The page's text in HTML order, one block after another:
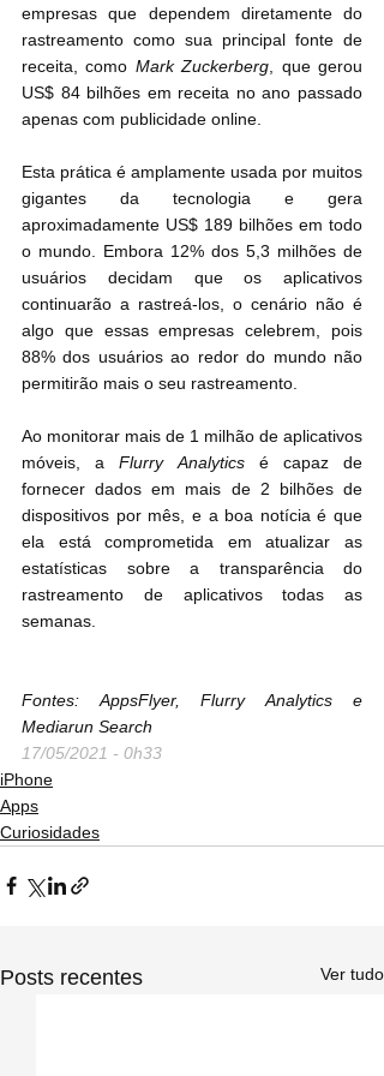
empresas que dependem diretamente do
rastreamento como sua principal fonte de
receita, como Mark Zuckerberg , que gerou
US$ 84 bilhões em receita no ano passado
apenas com publicidade online.
Esta prática é amplamente usada por muitos
gigantes da tecnologia e gera
aproximadamente US$ 189 bilhões em todo
o mundo. Embora 12% dos 5,3 milhões de
usuários decidam que os aplicativos
continuarão a rastreá-los, o cenário não é
algo que essas empresas celebrem, pois
88% dos usuários ao redor do mundo não
permitirão mais o seu rastreamento.
Ao monitorar mais de 1 milhão de aplicativos
móveis, a Flurry Analytics é capaz de
fornecer dados em mais de 2 bilhões de
dispositivos por mês, e a boa notícia é que
ela está comprometida em atualizar as
estatísticas sobre a transparência do
rastreamento de aplicativos todas as
semanas.
Fontes: AppsFlyer, Flurry Analytics e
Mediarun Search
17/05/2021 - 0h33
iPhone
Apps
Curiosidades
Posts recentes Ver tudo